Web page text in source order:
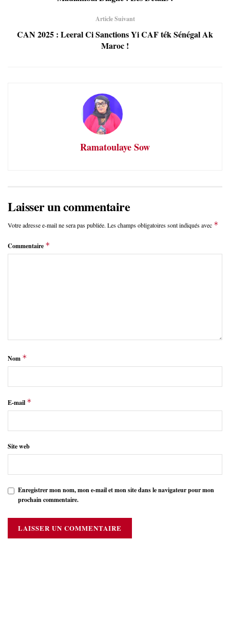
Article Suivant
CAN 2025 : Leeral Ci Sanctions Yi CAF ték Sénégal Ak
Maroc !
Ramatoulaye Sow
Laisser un commentaire
Votre adresse e-mail ne sera pas publiée. Les champs obligatoires sont indiqués avec *
Commentaire *
Nom *
E-mail *
Site web
Enregistrer mon nom, mon e-mail et mon site dans le navigateur pour mon
prochain commentaire.